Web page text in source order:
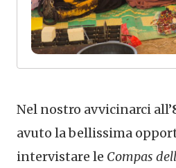
Nel nostro avvicinarci all’
avuto la bellissima
intervistare le Compas